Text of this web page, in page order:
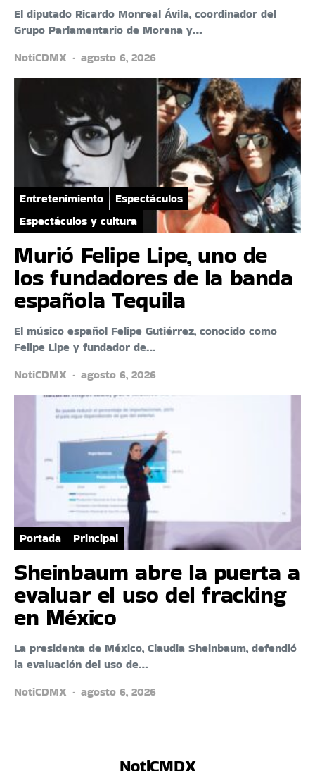
El diputado Ricardo Monreal Ávila, coordinador del
Grupo Parlamentario de Morena y…
NotiCDMX
agosto 6, 2026
Entretenimiento
Espectáculos
Espectáculos y cultura
Murió Felipe Lipe, uno de
los fundadores de la banda
española Tequila
El músico español Felipe Gutiérrez, conocido como
Felipe Lipe y fundador de…
NotiCDMX
agosto 6, 2026
Portada Principal
Sheinbaum abre la puerta a
evaluar el uso del fracking
en México
La presidenta de México, Claudia Sheinbaum, defendió
la evaluación del uso de…
NotiCDMX
agosto 6, 2026
NotiCMDX